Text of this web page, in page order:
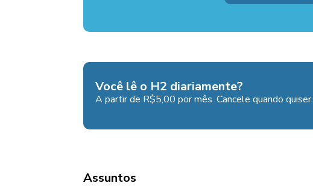
Você lê o H2 diariamente?
A partir de R$5,00 por mês. Cancele quando quiser.
Assuntos